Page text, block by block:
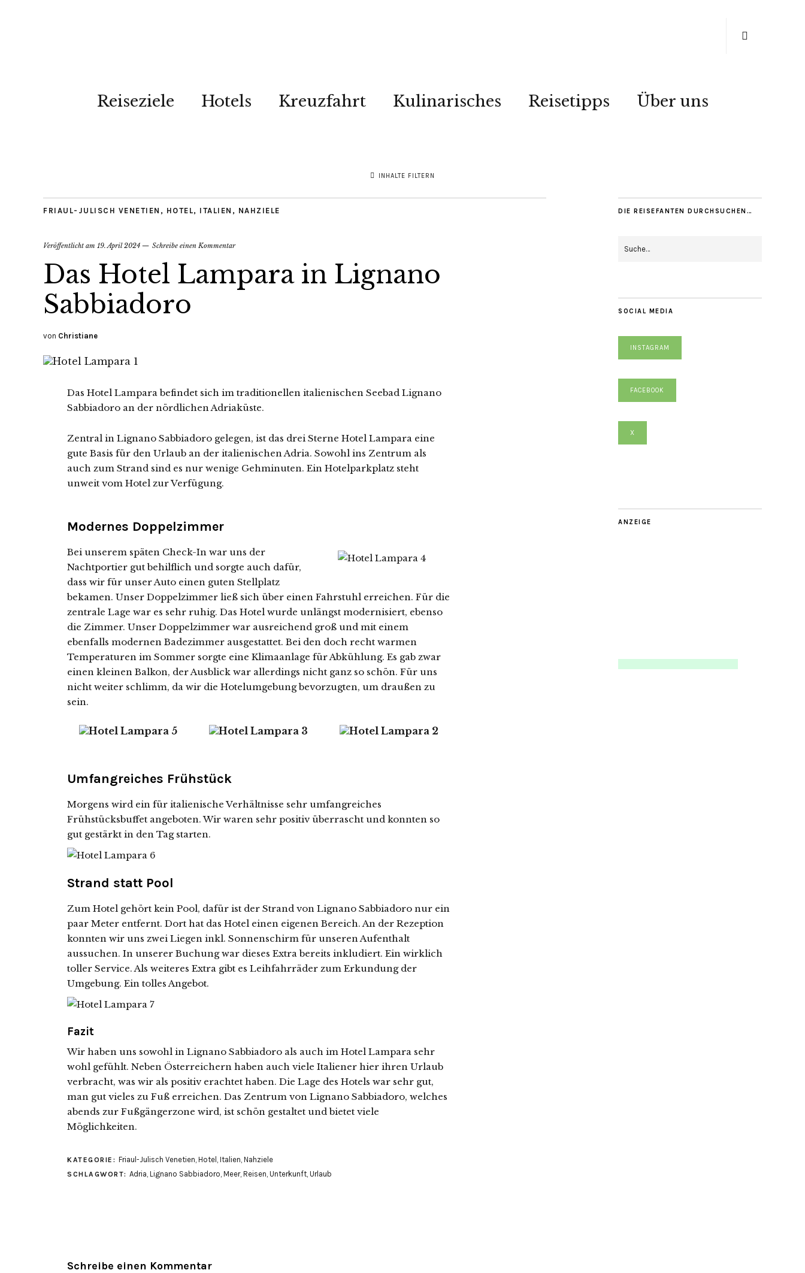
Reiseziele Hotels Kreuzfahrt Kulinarisches Reisetipps Über uns
INHALTE FILTERN
FRIAUL-JULISCH VENETIEN , HOTEL, ITALIEN , NAHZIELE
Veröffentlicht am 19. April 2024 Schreibe einen Kommentar
Das Hotel Lampara in Lignano
Sabbiadoro
von Christiane
Das Hotel Lampara befindet sich im traditionellen italienischen Seebad Lignano
Sabbiadoro an der nördlichen Adriaküste.
Zentral in Lignano Sabbiadoro gelegen, ist das drei Sterne Hotel Lampara eine
gute Basis für den Urlaub an der italienischen Adria. Sowohl ins Zentrum als
auch zum Strand sind es nur wenige Gehminuten. Ein Hotelparkplatz steht
unweit vom Hotel zur Verfügung.
Modernes Doppelzimmer
Bei unserem späten Check-In war uns der
Nachtportier gut behilflich und sorgte auch dafür,
dass wir für unser Auto einen guten Stellplatz
bekamen. Unser Doppelzimmer ließ sich über einen Fahrstuhl erreichen. Für die
zentrale Lage war es sehr ruhig. Das Hotel wurde unlängst modernisiert, ebenso
die Zimmer. Unser Doppelzimmer war ausreichend groß und mit einem
ebenfalls modernen Badezimmer ausgestattet. Bei den doch recht warmen
Temperaturen im Sommer sorgte eine Klimaanlage für Abkühlung. Es gab zwar
einen kleinen Balkon, der Ausblick war allerdings nicht ganz so schön. Für uns
nicht weiter schlimm, da wir die Hotelumgebung bevorzugten, um draußen zu
sein.
Umfangreiches Frühstück
Morgens wird ein für italienische Verhältnisse sehr umfangreiches
Frühstücksbuffet angeboten. Wir waren sehr positiv überrascht und konnten so
gut gestärkt in den Tag starten.
Strand statt Pool
Zum Hotel gehört kein Pool, dafür ist der Strand von Lignano Sabbiadoro nur ein
paar Meter entfernt. Dort hat das Hotel einen eigenen Bereich. An der Rezeption
konnten wir uns zwei Liegen inkl. Sonnenschirm für unseren Aufenthalt
aussuchen. In unserer Buchung war dieses Extra bereits inkludiert. Ein wirklich
toller Service. Als weiteres Extra gibt es Leihfahrräder zum Erkundung der
Umgebung. Ein tolles Angebot.
Fazit
Wir haben uns sowohl in Lignano Sabbiadoro als auch im Hotel Lampara sehr
wohl gefühlt. Neben Österreichern haben auch viele Italiener hier ihren Urlaub
verbracht, was wir als positiv erachtet haben. Die Lage des Hotels war sehr gut,
man gut vieles zu Fuß erreichen. Das Zentrum von Lignano Sabbiadoro, welches
abends zur Fußgängerzone wird, ist schön gestaltet und bietet viele
Möglichkeiten.
KATEGORIE: Friaul-Julisch Venetien, Hotel , Italien, Nahziele
SCHLAGWORT: Adria, Lignano Sabbiadoro, Meer, Reisen, Unterkunft, Urlaub
Schreibe einen Kommentar
DIE REISEFANTEN DURCHSUCHEN…
SOCIAL MEDIA
INSTAGRAM
FACEBOOK
X
ANZEIGE